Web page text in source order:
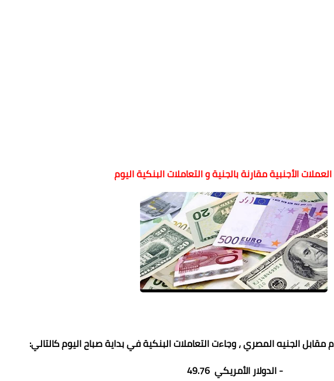
الأجنبية مقارنة بالجنية و التعاملات البنكية اليوم
مقابل الجنيه المصري ، وجاءت التعاملات البنكية في بداية صباح اليوم كالتالي:
- الدولار الأمريكي 49.76